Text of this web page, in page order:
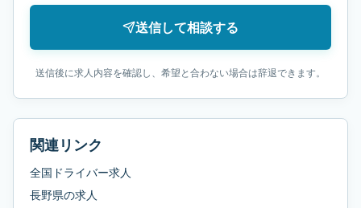
送信して相談する
送信後に求人内容を確認し、希望と合わない場合は辞退できます。
関連リンク
全国ドライバー求人
長野県の求人